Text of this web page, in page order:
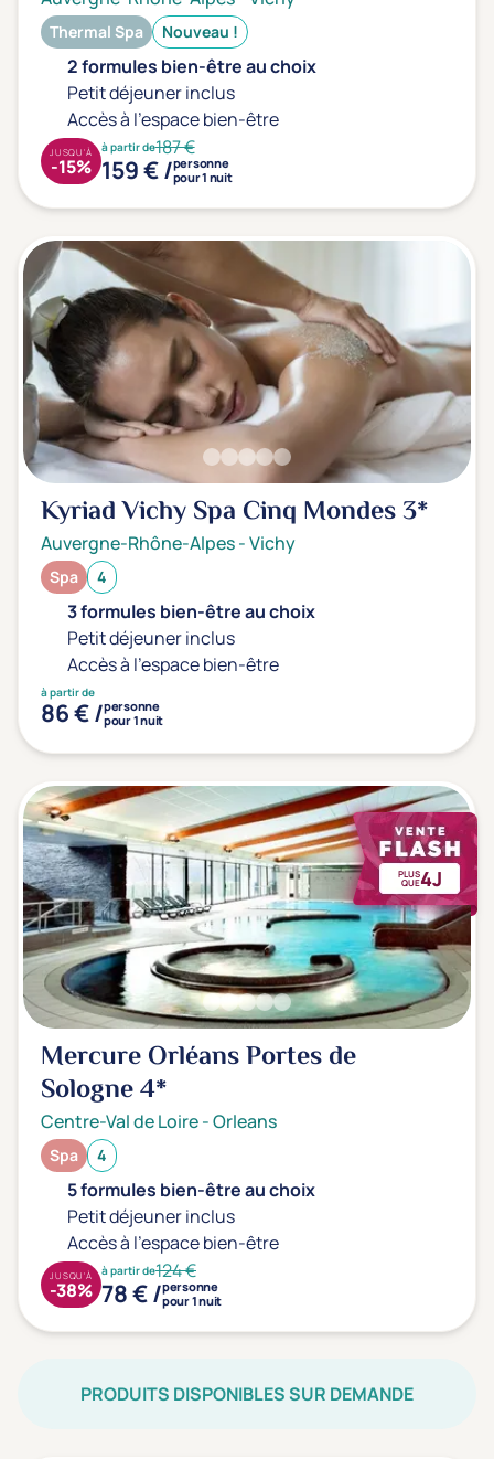
Thermal Spa Nouveau !
2 formules bien-être au choix
Petit déjeuner inclus
Accès à l'espace bien-être
à partir de187 €
159 € /personne
pour 1 nuit
JUSQU'À
-15%
Kyriad Vichy Spa Cinq Mondes3*
Auvergne-Rhône-Alpes-Vichy
Spa 4
3 formules bien-être au choix
Petit déjeuner inclus
Accès à l'espace bien-être
à partir de
86 € /personne
pour 1 nuit
PLUS
QUE4J
Mercure Orléans Portes de
Sologne4*
Centre-Val de Loire-Orleans
Spa 4
5 formules bien-être au choix
Petit déjeuner inclus
Accès à l'espace bien-être
à partir de124 €
78 € /personne
pour 1 nuit
JUSQU'À
-38%
PRODUITS DISPONIBLES SUR DEMANDE